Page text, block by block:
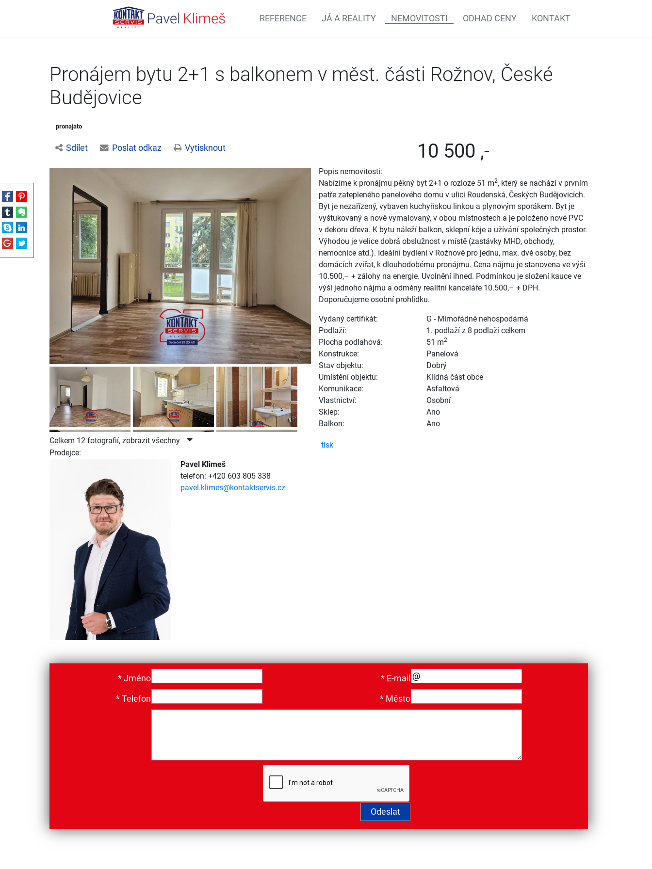
REFERENCE JÁ A REALITY NEMOVITOSTI ODHAD CENY KONTAKT
Pronájem bytu 2+1 s balkonem v měst. části Rožnov, České
Budějovice
pronajato
Sdílet Poslat odkaz Vytisknout
Celkem 12 fotografií, zobrazit všechny
Prodejce:
Pavel Klimeš
telefon: +420 603 805 338
pavel.klimes@kontaktservis.cz
10 500 ,-
Popis nemovitosti:
Nabízíme k pronájmu pěkný byt 2+1 o rozloze 51 m2, který se nachází v prvním
patře zatepleného panelového domu v ulici Roudenská, Českých Budějovicích.
Byt je nezařízený, vybaven kuchyňskou linkou a plynovým sporákem. Byt je
vyštukovaný a nově vymalovaný, v obou místnostech a je položeno nové PVC
v dekoru dřeva. K bytu náleží balkon, sklepní kóje a užívání společných prostor.
Výhodou je velice dobrá obslužnost v místě (zastávky MHD, obchody,
nemocnice atd.). Ideální bydlení v Rožnově pro jednu, max. dvě osoby, bez
domácích zvířat, k dlouhodobému pronájmu. Cena nájmu je stanovena ve výši
10.500,– + zálohy na energie. Uvolnění ihned. Podmínkou je složení kauce ve
výši jednoho nájmu a odměny realitní kanceláře 10.500,– + DPH.
Doporučujeme osobní prohlídku.
Vydaný certifikát:
G - Mimořádně nehospodárná
Podlaží:
1. podlaží z 8 podlaží celkem
Plocha podlahová:
51 m2
Konstrukce:
Panelová
Stav objektu:
Dobrý
Umístění objektu:
Klidná část obce
Komunikace:
Asfaltová
Vlastnictví:
Osobní
Sklep:
Ano
Balkon:
Ano
tisk
* Jméno * E-mail
* Telefon * Město